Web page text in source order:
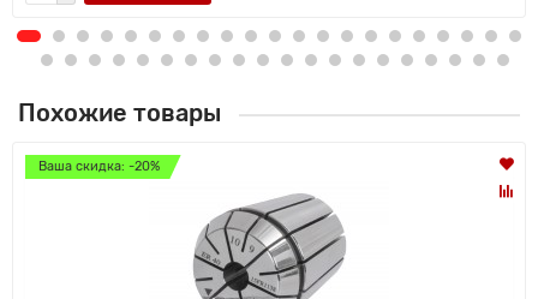
Похожие товары
Ваша скидка: -20%